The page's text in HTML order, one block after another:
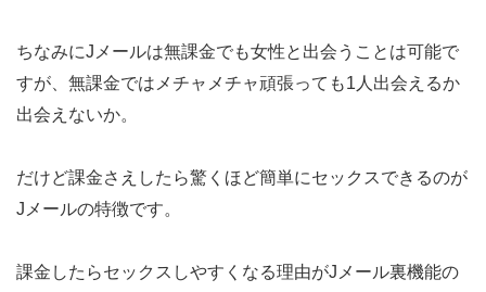
ちなみにJメールは無課金でも女性と出会うことは可能で
すが、無課金ではメチャメチャ頑張っても1人出会えるか
出会えないか。
だけど課金さえしたら驚くほど簡単にセックスできるのが
Jメールの特徴です。
課金したらセックスしやすくなる理由がJメール裏機能の